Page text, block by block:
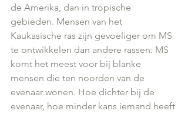
de Amerika, dan in tropische
gebieden. Mensen van het
Kaukasische ras zijn gevoeliger om MS
te ontwikkelen dan andere rassen: MS
komt het meest voor bij blanke
mensen die ten noorden van de
evenaar wonen. Hoe dichter bij de
evenaar, hoe minder kans iemand heeft